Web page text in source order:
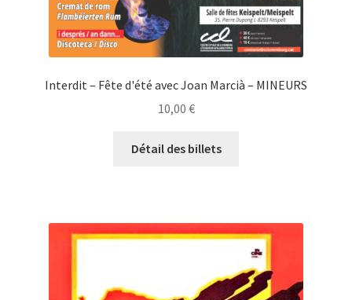
Interdit – Fête d'été avec Joan Marcià – MINEURS
10,00 €
Détail des billets